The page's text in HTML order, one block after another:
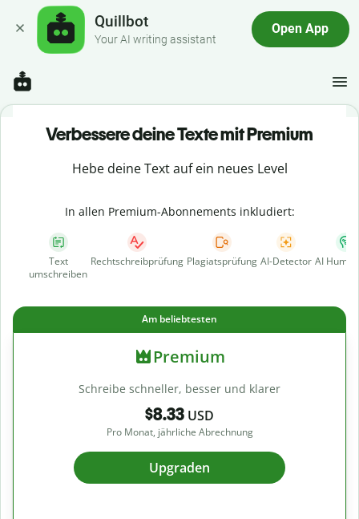
Quillbot
Your AI writing assistant
Open App
Verbessere deine Texte mit Premium
Hebe deine Text auf ein neues Level
In allen Premium-Abonnements inkludiert:
Text
umschreiben
Rechtschreibprüfung Plagiatsprüfung AI-Detector AI
Am beliebtesten
Premium
Schreibe schneller, besser und klarer
$8.33 USD
Pro Monat, jährliche Abrechnung
Upgraden